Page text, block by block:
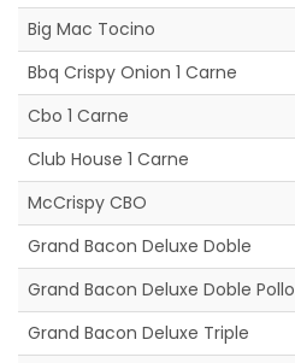
Big Mac Tocino
Bbq Crispy Onion 1 Carne
Cbo 1 Carne
Club House 1 Carne
McCrispy CBO
Grand Bacon Deluxe Doble
Grand Bacon Deluxe Doble Pollo
Grand Bacon Deluxe Triple